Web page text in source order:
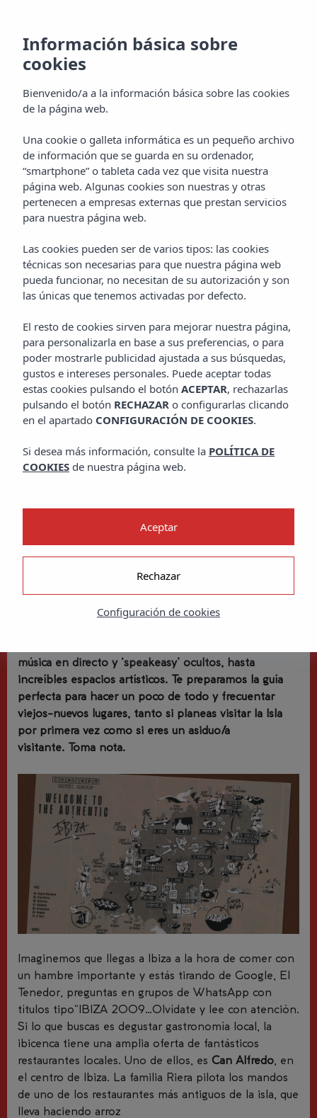
UN FIN DE
SEMANA EN IBIZA
Journal
UN FIN DE SEMANA EN IBIZA
La isla bonita ofrece un sinfín de suculentos planes,
que van desde degustar su sorprendente gastronomía
música en directo y ‘speakeasy’ ocultos, hasta
increíbles espacios artísticos. Te preparamos la guía
perfecta para hacer un poco de todo y frecuentar
viejos-nuevos lugares, tanto si planeas visitar la Isla
por primera vez como si eres un asiduo/a
visitante. Toma nota.
Imaginemos que llegas a Ibiza a la hora de comer con
un hambre importante y estás tirando de Google, El
Tenedor, preguntas en grupos de WhatsApp con
títulos tipo“IBIZA 2009…Olvídate y lee con atención.
Si lo que buscas es degustar gastronomía local, la
ibicenca tiene una amplia oferta de fantásticos
restaurantes locales. Uno de ellos, es Can Alfredo , en
el centro de Ibiza. La familia Riera pilota los mandos
de uno de los restaurantes más antiguos de la isla, que
lleva haciendo arroz
Información básica sobre
cookies
Bienvenido/a a la información básica sobre las cookies
de la página web.
Una cookie o galleta informática es un pequeño archivo
de información que se guarda en su ordenador,
“smartphone” o tableta cada vez que visita nuestra
página web. Algunas cookies son nuestras y otras
pertenecen a empresas externas que prestan servicios
para nuestra página web.
Las cookies pueden ser de varios tipos: las cookies
técnicas son necesarias para que nuestra página web
pueda funcionar, no necesitan de su autorización y son
las únicas que tenemos activadas por defecto.
El resto de cookies sirven para mejorar nuestra página,
para personalizarla en base a sus preferencias, o para
poder mostrarle publicidad ajustada a sus búsquedas,
gustos e intereses personales. Puede aceptar todas
estas cookies pulsando el botón ACEPTAR, rechazarlas
pulsando el botón RECHAZAR o configurarlas clicando
en el apartado CONFIGURACIÓN DE COOKIES.
Si desea más información, consulte la POLÍTICA DE
COOKIES de nuestra página web.
Configuración de cookies
Rechazar
Aceptar